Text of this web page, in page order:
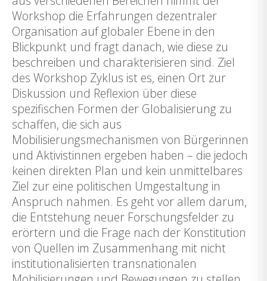
Workshop die Erfahrungen dezentraler
Organisation auf globaler Ebene in den
Blickpunkt und fragt danach, wie diese zu
beschreiben und charakterisieren sind. Ziel
des Workshop Zyklus ist es, einen Ort zur
Diskussion und Reflexion über diese
spezifischen Formen der Globalisierung zu
schaffen, die sich aus
Mobilisierungsmechanismen von Bürgerinnen
und Aktivistinnen ergeben haben – die jedoch
keinen direkten Plan und kein unmittelbares
Ziel zur eine politischen Umgestaltung in
Anspruch nahmen. Es geht vor allem darum,
die Entstehung neuer Forschungsfelder zu
erörtern und die Frage nach der Konstitution
von Quellen im Zusammenhang mit nicht
institutionalisierten transnationalen